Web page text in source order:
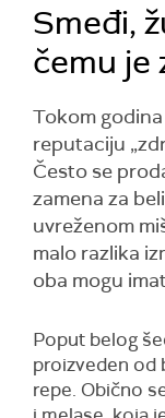
Smeđi,
čemu je
Tokom
reputaciju
Često se
zamena za
uvreženom
malo razlika
oba mogu
Poput belog
proizveden od
repe. Obično